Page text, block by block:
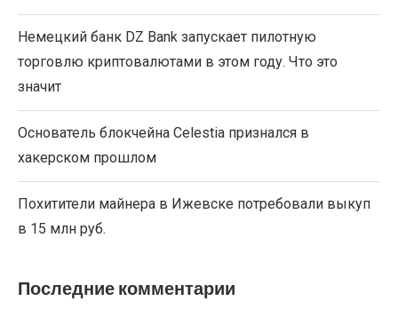
Немецкий банк DZ Bank запускает пилотную
торговлю криптовалютами в этом году. Что это
значит
Основатель блокчейна Celestia признался в
хакерском прошлом
Похитители майнера в Ижевске потребовали выкуп
в 15 млн руб.
Последние комментарии